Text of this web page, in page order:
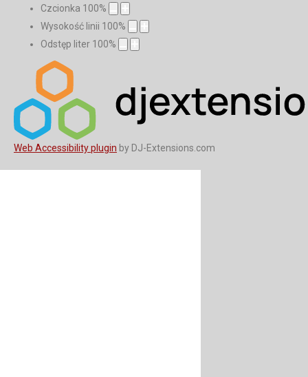
Czcionka 100%
Wysokość linii 100%
Odstęp liter 100%
Web Accessibility plugin by DJ-Extensions.com